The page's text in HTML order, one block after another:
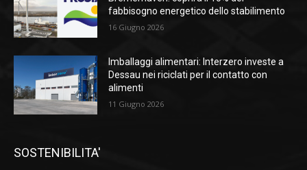
fabbisogno energetico dello stabilimento
16 Giugno 2026
Imballaggi alimentari: Interzero investe a
Dessau nei riciclati per il contatto con
alimenti
11 Giugno 2026
SOSTENIBILITA'